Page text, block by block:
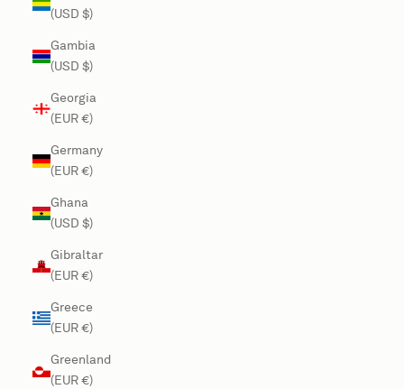
(USD $)
Gambia
(USD $)
Georgia
(EUR €)
Germany
(EUR €)
Ghana
(USD $)
Gibraltar
(EUR €)
Greece
(EUR €)
Greenland
(EUR €)